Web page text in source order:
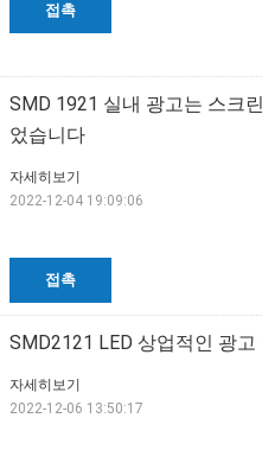
접촉
SMD 1921 실내 광고는 스크
었습니다
접촉
자세히보기
2022-12-04 19:09:06
SMD2121 LED 상업적인 광
자세히보기
2022-12-06 13:50:17